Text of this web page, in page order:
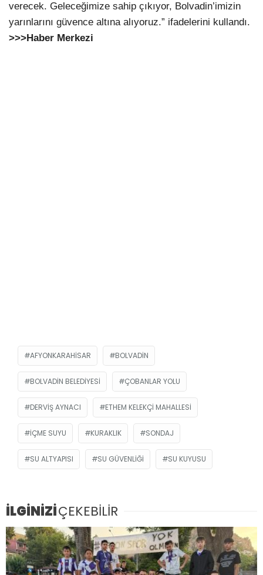
verecek. Geleceğimize sahip çıkıyor, Bolvadin’imizin
yarınlarını güvence altına alıyoruz.” ifadelerini kullandı.
>>>Haber Merkezi
AFYONKARAHISAR BOLVADIN
BOLVADIN BELEDIYESI ÇOBANLAR YOLU
DERVIŞ AYNACI ETHEM KELEKÇI MAHALLESI
IÇME SUYU KURAKLIK SONDAJ
SU ALTYAPISI SU GÜVENLIĞI SU KUYUSU
İLGİNİZİÇEKEBİLİR